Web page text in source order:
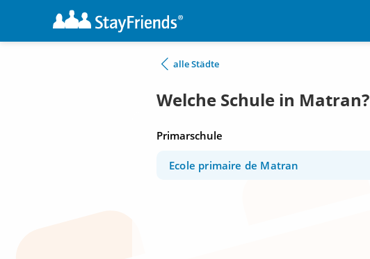
alle Städte
Welche Schule in Matran?
Primarschule
Ecole primaire de Matran